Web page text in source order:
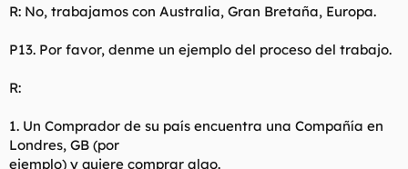
R: No, trabajamos con Australia, Gran Bretaña, Europa.
P13. Por favor, denme un ejemplo del proceso del trabajo.
R:
1. Un Comprador de su país encuentra una Compañía en
Londres, GB (por
ejemplo) y quiere comprar algo.